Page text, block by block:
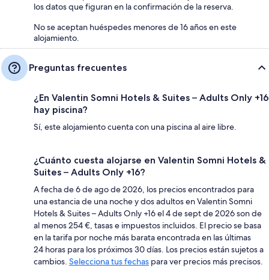
los datos que figuran en la confirmación de la reserva.
No se aceptan huéspedes menores de 16 años en este
alojamiento.
Preguntas frecuentes
¿En Valentin Somni Hotels & Suites – Adults Only +16
hay piscina?
Sí, este alojamiento cuenta con una piscina al aire libre.
¿Cuánto cuesta alojarse en Valentin Somni Hotels &
Suites – Adults Only +16?
A fecha de 6 de ago de 2026, los precios encontrados para
una estancia de una noche y dos adultos en Valentin Somni
Hotels & Suites – Adults Only +16 el 4 de sept de 2026 son de
al menos 254 €, tasas e impuestos incluidos. El precio se basa
en la tarifa por noche más barata encontrada en las últimas
24 horas para los próximos 30 días. Los precios están sujetos a
cambios. Selecciona tus fechas para ver precios más precisos.